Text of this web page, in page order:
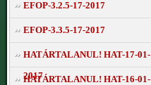
EFOP-3.2.5-17-2017
EFOP-3.3.5-17-2017
HATÁRTALANUL! HAT-17-01-
2017
HATÁRTALANUL! HAT-16-01-